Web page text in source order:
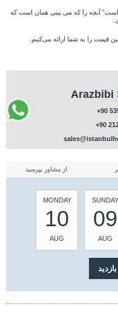
آنچه را که می بینی همان است که
قیمت را به شما ارائه می‌کنیم.
Arazbibi
+90
+90
از مشاور بپرسید
SUNDAY
09
AUG
MONDAY
10
AUG